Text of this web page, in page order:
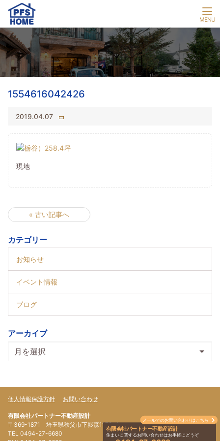
メールでのお問い合わせはこちら
有限会社パートナー不動産設計
住まいに関するお問い合わせはお手軽にどうぞ
1554616042426
2019.04.07
現地
« 古い記事へ
カテゴリー
お知らせ
イベント情報
ブログ
アーカイブ
個人情報保護方針 お問い合わせ
有限会社パートナー不動産設計
〒369-1871 埼玉県秩父市下影森1179-4
TEL 0494-27-6680